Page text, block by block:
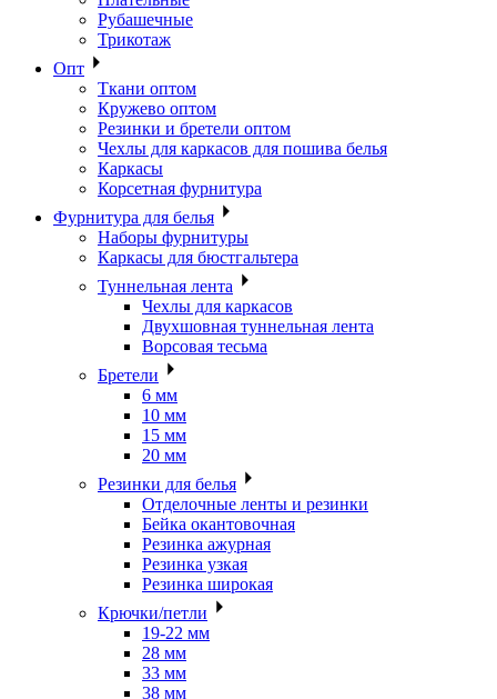
Рубашечные
Трикотаж
Опт
Ткани оптом
Кружево оптом
Резинки и бретели оптом
Чехлы для каркасов для пошива белья
Каркасы
Корсетная фурнитура
Фурнитура для белья
Наборы фурнитуры
Каркасы для бюстгальтера
Туннельная лента
Чехлы для каркасов
Двухшовная туннельная лента
Ворсовая тесьма
Бретели
6 мм
10 мм
15 мм
20 мм
Резинки для белья
Отделочные ленты и резинки
Бейка окантовочная
Резинка ажурная
Резинка узкая
Резинка широкая
Крючки/петли
19-22 мм
28 мм
33 мм
38 мм